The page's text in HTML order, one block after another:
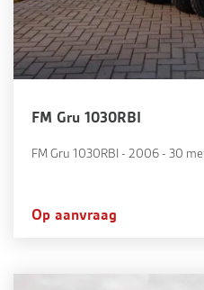
FM Gru 1030RBI
FM Gru 1030RBI - 2006 - 30
Op aanvraag